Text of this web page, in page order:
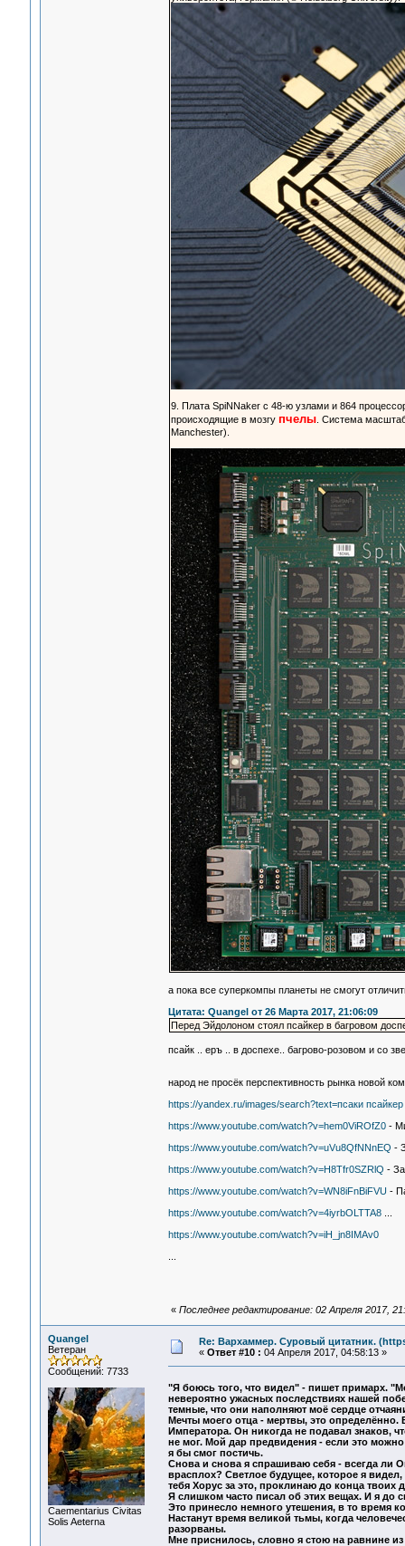
9. Плата SpiNNaker с 48-ю узлами и 864
происходящие в мозгу пчелы. Система
Manchester).
а пока все суперкомпы планеты не смогут
Цитата: Quangel от 26 Марта 2017, 21:06:09
Перед Эйдолоном стоял псайкер в багровом
псайк .. еръ .. в доспехе.. багрово-розовом и со
народ не просёк перспективность рынка новой
https://yandex.ru/images/search?text=псаки псайкер
https://www.youtube.com/watch?v=hem0ViROfZ0-
https://www.youtube.com/watch?v=uVu8QfNNnEQ -
https://www.youtube.com/watch?v=H8Tfr0SZRlQ -
https://www.youtube.com/watch?v=WN8iFnBiFVU-
https://www.youtube.com/watch?v=4iyrbOLTTA8...
https://www.youtube.com/watch?v=iH_jn8IMAv0
« Последнее редактирование: 02 Апреля 2017,
Quangel
Ветеран
Сообщений: 7733
Сaementarius Civitas
Solis Aeterna
Re: Вархаммер. Суровый цитатник.
« Ответ #10 : 04 Апреля 2017, 04:58:13 »
"Я боюсь того, что видел" - пишет примарх.
невероятно ужасных последствиях нашей
темные, что они наполняют моё сердце
Мечты моего отца - мертвы, это
Императора. Он никогда не подавал знаков,
не мог. Мой дар предвидения - если это
я бы смог постичь.
Снова и снова я спрашиваю себя - всегда ли
врасплох? Светлое будущее, которое я
тебя Хорус за это, проклинаю до конца твоих
Я слишком часто писал об этих вещах. И я до
Это принесло немного утешения, в то время
Настанут время великой тьмы, когда
разорваны.
Мне приснилось, словно я стою на равнине